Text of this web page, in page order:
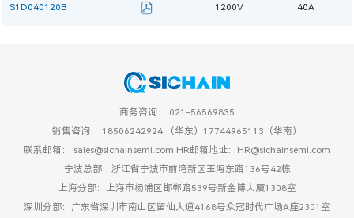
S1D040120B 1200V 40A
商务咨询： 021-56569835
销售咨询： 18506242924 （华东）17744965113（华南）
联系邮箱： sales@sichainsemi.com HR邮箱地址：HR@sichainsemi.com
宁波总部：浙江省宁波市前湾新区玉海东路136号42栋
上海分部：上海市杨浦区邯郸路539号新金博大厦1308室
深圳分部：广东省深圳市南山区留仙大道4168号众冠时代广场A座2301室